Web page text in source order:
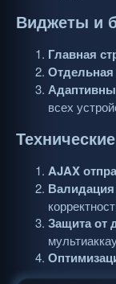
Виджеты и
Главная
Отдельная
всех
AJAX
Защита от